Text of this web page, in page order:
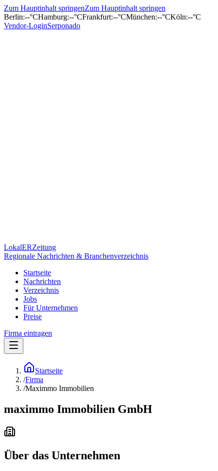
Zum Hauptinhalt springenZum Hauptinhalt springen
Berlin:--°CHamburg:--°CFrankfurt:--°CMünchen:--°CKöln:--°C
Vendor-LoginSerponado
LokalERZeitung
Regionale Nachrichten & Branchenverzeichnis
Startseite
Nachrichten
Verzeichnis
Jobs
Für Unternehmen
Preise
Firma eintragen
Startseite
/Firma
/Maximmo Immobilien
maximmo Immobilien GmbH
Über das Unternehmen